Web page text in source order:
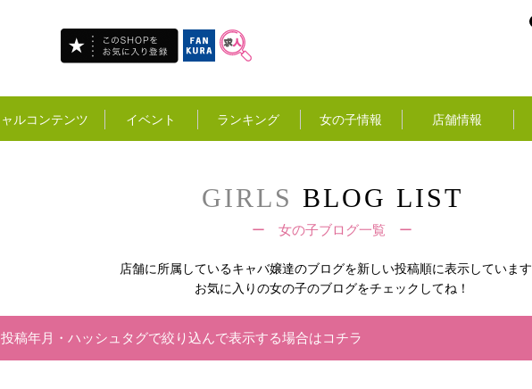
ルコンテンツ イベント ランキング 女の子情報 店舗情報
GIRLS BLOG LIST
ー 女の子ブログ一覧 ー
店舗に所属しているキャバ嬢達のブログを新しい投稿順に表示しています
お気に入りの女の子のブログをチェックしてね！
稿年月・ハッシュタグで絞り込んで表示する場合はコチラ